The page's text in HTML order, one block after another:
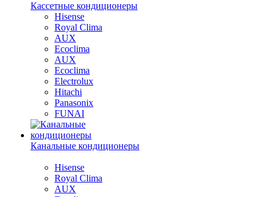
Кассетные кондиционеры
Hisense
Royal Clima
AUX
Ecoclima
AUX
Ecoclima
Electrolux
Hitachi
Panasonix
FUNAI
Канальные кондиционеры
Hisense
Royal Clima
AUX